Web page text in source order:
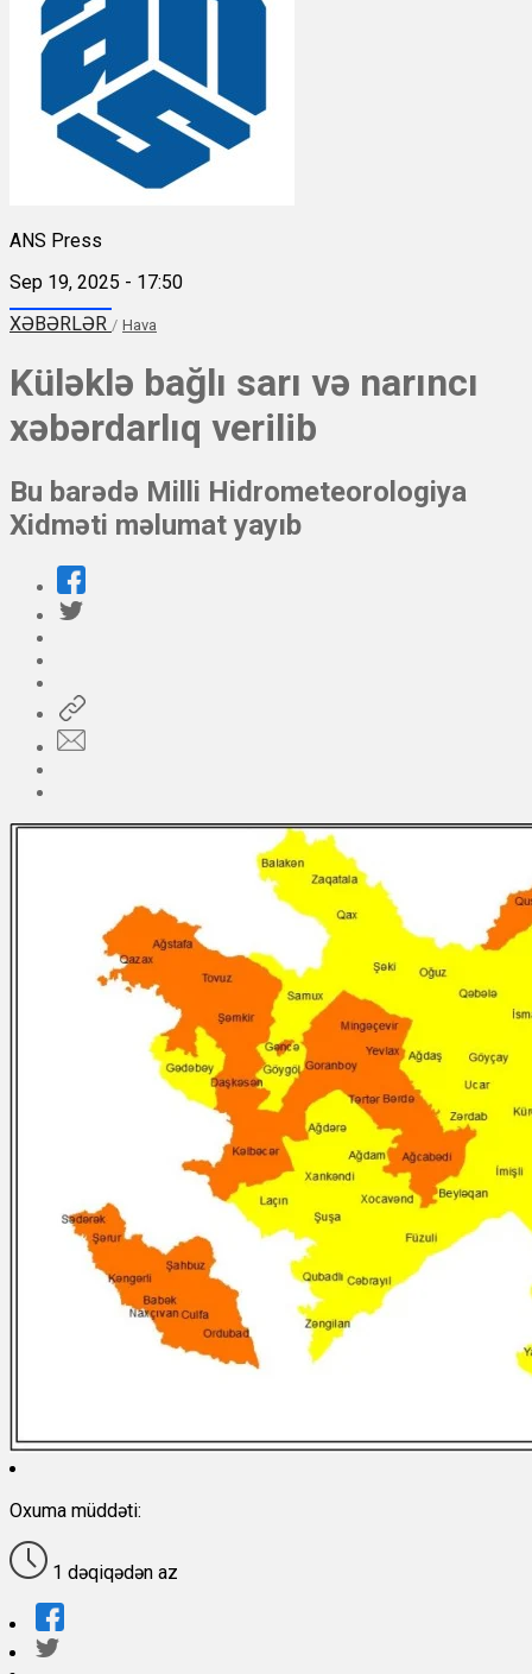
ANS Press
Sep 19, 2025 - 17:50
XƏBƏRLƏR / Hava
Küləklə bağlı sarı və narıncı
xəbərdarlıq verilib
Bu barədə Milli Hidrometeorologiya
Xidməti məlumat yayıb
Oxuma müddəti:
1 dəqiqədən az